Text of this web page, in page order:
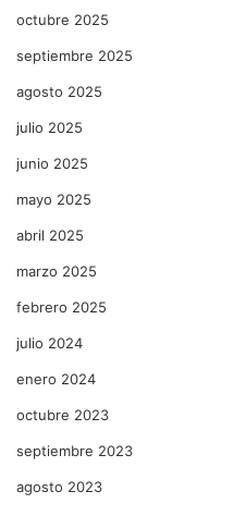
octubre 2025
septiembre 2025
agosto 2025
julio 2025
junio 2025
mayo 2025
abril 2025
marzo 2025
febrero 2025
julio 2024
enero 2024
octubre 2023
septiembre 2023
agosto 2023